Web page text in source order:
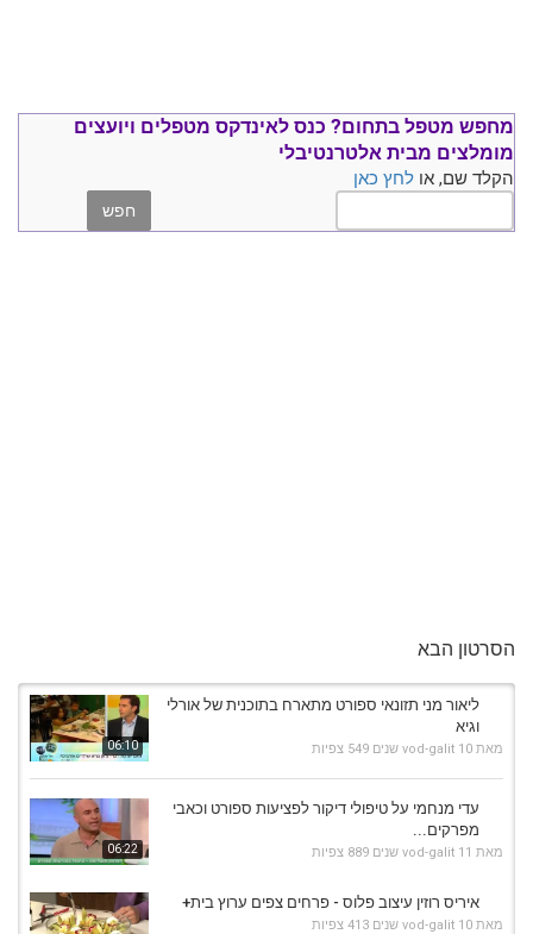
מחפש מטפל בתחום? כנס לאינדקס מטפלים ויועצים
מומלצים מבית אלטרנטיבלי
הקלד שם, או לחץ כאן
הסרטון הבא
06:10
ליאור מני תזונאי ספורט מתארח בתוכנית של אורלי
וגיא
מאת vod-galit 10 שנים 549 צפיות
06:22
עדי מנחמי על טיפולי דיקור לפציעות ספורט וכאבי
מפרקים...
מאת vod-galit 11 שנים 889 צפיות
איריס רוזין עיצוב פלוס - פרחים צפים ערוץ בית+
מאת vod-galit 10 שנים 413 צפיות